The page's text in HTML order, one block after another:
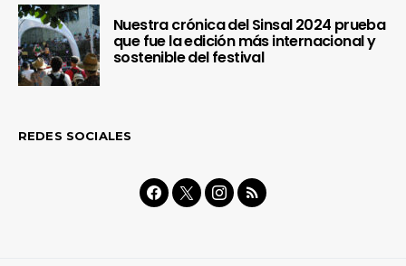
Nuestra crónica del Sinsal 2024 prueba
que fue la edición más internacional y
sostenible del festival
REDES SOCIALES